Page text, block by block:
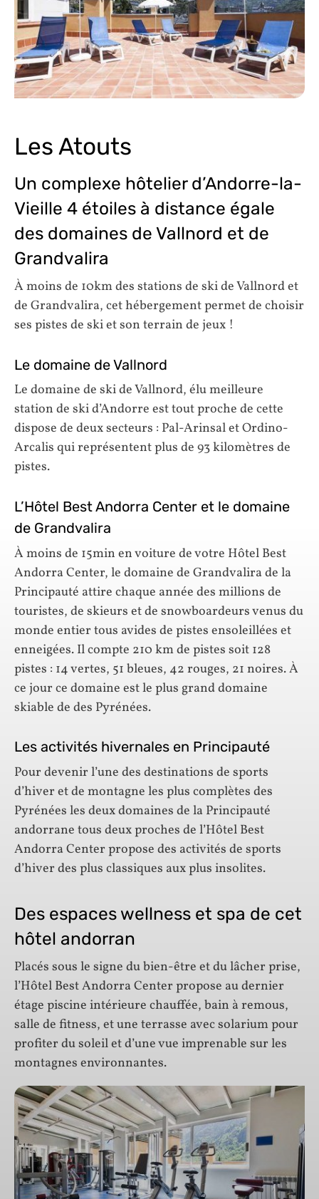
Les Atouts
Un complexe hôtelier d’Andorre-la-
Vieille 4 étoiles à distance égale
des domaines de Vallnord et de
Grandvalira
À moins de 10km des stations de ski de Vallnord et
de Grandvalira, cet hébergement permet de choisir
ses pistes de ski et son terrain de jeux !
Le domaine de Vallnord
Le domaine de ski de Vallnord, élu meilleure
station de ski d’Andorre est tout proche de cette
dispose de deux secteurs : Pal-Arinsal et Ordino-
Arcalis qui représentent plus de 93 kilomètres de
pistes.
L’Hôtel Best Andorra Center et le domaine
de Grandvalira
À moins de 15min en voiture de votre Hôtel Best
Andorra Center, le domaine de Grandvalira de la
Principauté attire chaque année des millions de
touristes, de skieurs et de snowboardeurs venus du
monde entier tous avides de pistes ensoleillées et
enneigées. Il compte 210 km de pistes soit 128
pistes : 14 vertes, 51 bleues, 42 rouges, 21 noires. À
ce jour ce domaine est le plus grand domaine
skiable de des Pyrénées.
Les activités hivernales en Principauté
Pour devenir l’une des destinations de sports
d’hiver et de montagne les plus complètes des
Pyrénées les deux domaines de la Principauté
andorrane tous deux proches de l’Hôtel Best
Andorra Center propose des activités de sports
d’hiver des plus classiques aux plus insolites.
Des espaces wellness et spa de cet
hôtel andorran
Placés sous le signe du bien-être et du lâcher prise,
l’Hôtel Best Andorra Center propose au dernier
étage piscine intérieure chauffée, bain à remous,
salle de fitness, et une terrasse avec solarium pour
profiter du soleil et d’une vue imprenable sur les
montagnes environnantes.